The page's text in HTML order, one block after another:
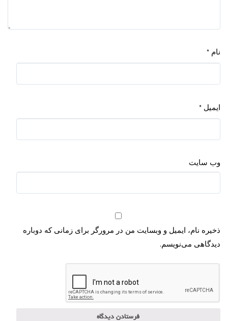
نام *
ایمیل *
وب‌ سایت
ذخیره نام، ایمیل و وبسایت من در مرورگر برای زمانی که دوباره
دیدگاهی می‌نویسم.